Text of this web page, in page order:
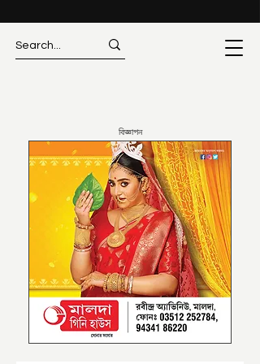
বিজ্ঞাপন